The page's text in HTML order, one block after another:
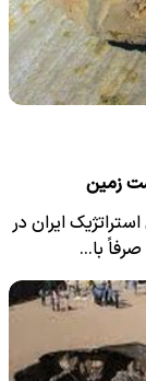
ایران در
با…